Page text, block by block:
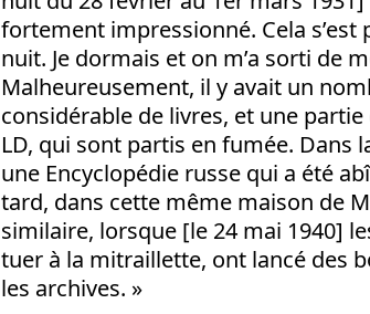
fortement impressionné. Cela s’est
nuit. Je dormais et on m’a sorti de
Malheureusement, il y avait un
considérable de livres, et une
LD, qui sont partis en fumée. Dans
une Encyclopédie russe qui a été
tard, dans cette même maison de
similaire, lorsque [le 24 mai 1940]
tuer à la mitraillette, ont lancé des
les archives. »